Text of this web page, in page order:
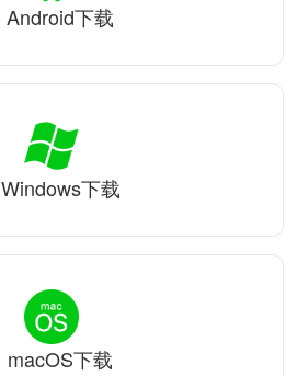
Android下载
Windows下载
macOS下载